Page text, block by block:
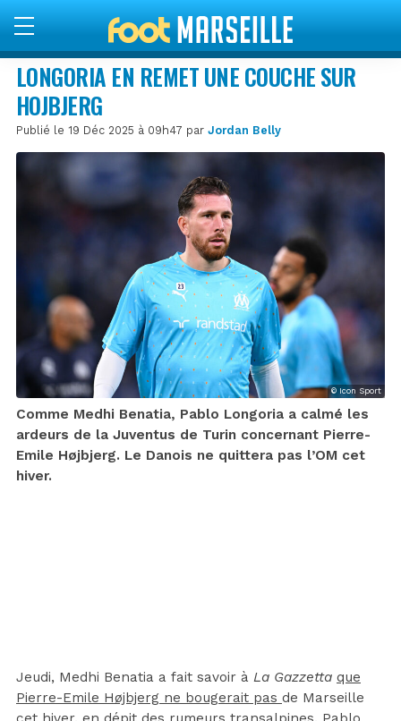
LONGORIA EN REMET UNE COUCHE SUR
HOJBJERG
Publié le 19 Déc 2025 à 09h47 par Jordan Belly
© Icon Sport
Comme Medhi Benatia, Pablo Longoria a calmé les
ardeurs de la Juventus de Turin concernant Pierre-
Emile Højbjerg. Le Danois ne quittera pas l’OM cet
hiver.
Jeudi, Medhi Benatia a fait savoir à La Gazzetta que
Pierre-Emile Højbjerg ne bougerait pas de Marseille